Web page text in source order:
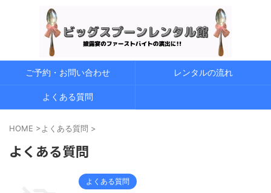
ご予約・お問い合わせ レンタルの流れ
よくある質問
HOME >よくある質問 >
よくある質問
よくある質問